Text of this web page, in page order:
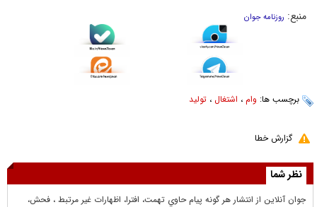
منبع: روزنامه جوان
برچسب ها: وام ، اشتغال ، تولید
گزارش خطا
نظر شما
جوان آنلاين از انتشار هر گونه پيام حاوي تهمت، افترا، اظهارات غير مرتبط ، فحش،